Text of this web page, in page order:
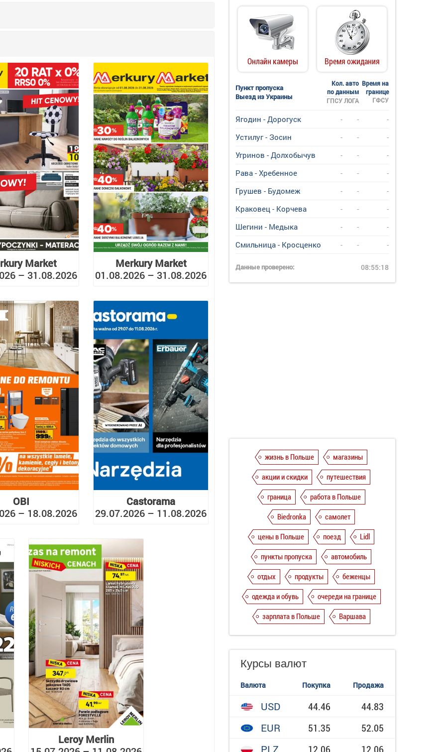
Market
– 31.08.2026
Merkury Market
01.08.2026 – 31.08.2026
OBI
– 18.08.2026
Castorama
29.07.2026 – 11.08.2026
Leroy Merlin
Онлайн камеры Время ожидания
Пункт пропуска
Выезд из Украины
Кол. авто
по данным
Время на
границе
ГФСУ
ГПСУ ЛОГА
Ягодин - Дорогуск - -
-
Устилуг - Зосин
- -
-
Угринов - Долхобычув
- -
-
Рава - Хребенное
- -
-
Грушев - Будомеж
- -
-
Краковец - Корчева
- -
-
Шегини - Медыка
- -
-
Смильница - Кросценко
- - -
Данные проверено: 08:55:18
жизнь в Польше
магазины
акции и скидки
путешествия
граница
работа в Польше
Biedronka
самолет
цены в Польше
поезд
Lidl
пункты пропуска
автомобиль
отдых
продукты
беженцы
одежда и обувь
очереди на границе
зарплата в Польше
Варшава
Курсы валют
Валюта Покупка Продажа
USD 44.46
44.83
EUR
51.35
52.05
PLZ
12.06 12.06